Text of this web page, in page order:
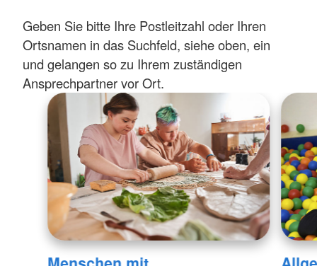
Geben Sie bitte Ihre Postleitzahl oder Ihren
Ortsnamen in das Suchfeld, siehe oben, ein
und gelangen so zu Ihrem zuständigen
Ansprechpartner vor Ort.